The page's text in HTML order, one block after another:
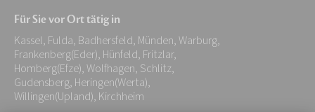
Adresse:
*
Für Sie vor Ort tätig in
Kassel, Fulda, Badhersfeld, Münden, Warburg,
Frankenberg(Eder), Hünfeld, Fritzlar,
Homberg(Efze), Wolfhagen, Schlitz,
Gudensberg, Heringen(Werta),
Willingen(Upland), Kirchheim